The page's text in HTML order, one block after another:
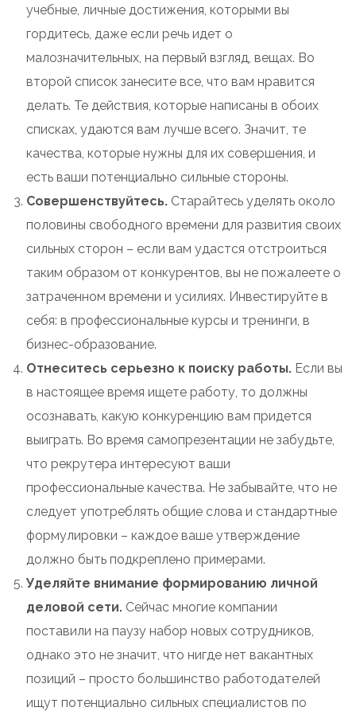
учебные, личные достижения, которыми вы
гордитесь, даже если речь идет о
малозначительных, на первый взгляд, вещах. Во
второй список занесите все, что вам нравится
делать. Те действия, которые написаны в обоих
списках, удаются вам лучше всего. Значит, те
качества, которые нужны для их совершения, и
есть ваши потенциально сильные стороны.
Совершенствуйтесь. Старайтесь уделять около
половины свободного времени для развития своих
сильных сторон – если вам удастся отстроиться
таким образом от конкурентов, вы не пожалеете о
затраченном времени и усилиях. Инвестируйте в
себя: в профессиональные курсы и тренинги, в
бизнес-образование.
Отнеситесь серьезно к поиску работы. Если вы
в настоящее время ищете работу, то должны
осознавать, какую конкуренцию вам придется
выиграть. Во время самопрезентации не забудьте,
что рекрутера интересуют ваши
профессиональные качества. Не забывайте, что не
следует употреблять общие слова и стандартные
формулировки – каждое ваше утверждение
должно быть подкреплено примерами.
Уделяйте внимание формированию личной
деловой сети. Сейчас многие компании
поставили на паузу набор новых сотрудников,
однако это не значит, что нигде нет вакантных
позиций – просто большинство работодателей
ищут потенциально сильных специалистов по